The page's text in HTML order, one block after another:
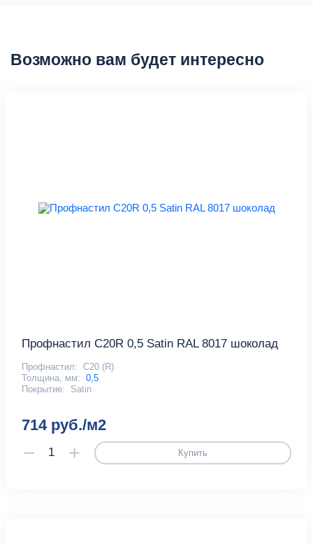
Возможно вам будет интересно
Профнастил С20R 0,5 Satin RAL 8017 шоколад
Профнастил: С20 (R)
Толщина, мм: 0,5
Покрытие:
Satin
714 руб./м2
Купить